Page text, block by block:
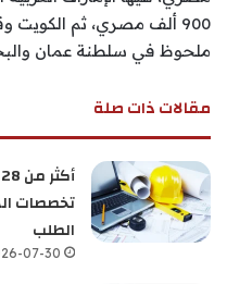
900 ألف مصري، ثم
ملحوظ في سلطنة عمان
مقالات ذات صلة
تخصصات
الطلب
07-30